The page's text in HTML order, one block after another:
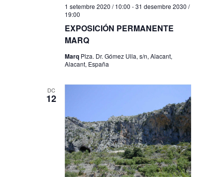
EXPOSICIÓN PERMANENTE
MARQ
1 setembre 2020 / 10:00 -31 desembre 2030 /
19:00
Marq Plza. Dr. Gómez Ulla, s/n, Alacant,
Alacant, España
DC
12